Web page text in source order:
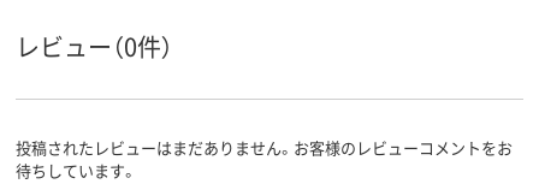
レビュー（0件）
投稿されたレビューはまだありません。お客様のレビューコメントをお
待ちしています。